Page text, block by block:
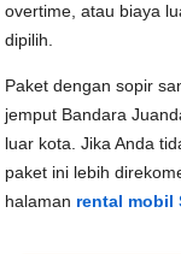
overtime, atau biaya
dipilih.
Paket dengan sopir
jemput Bandara
luar kota. Jika Anda
paket ini lebih
halaman rental mobil